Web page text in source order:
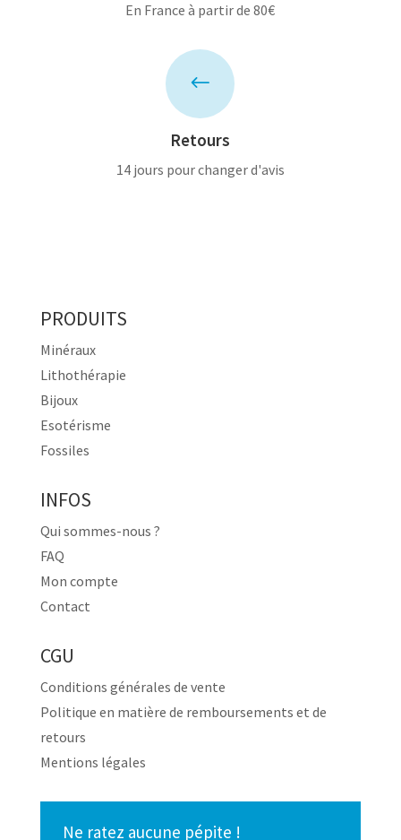
En France à partir de 80€
#
Retours
14 jours pour changer d'avis
PRODUITS
Minéraux
Lithothérapie
Bijoux
Esotérisme
Fossiles
INFOS
Qui sommes-nous ?
FAQ
Mon compte
Contact
CGU
Conditions générales de vente
Politique en matière de remboursements et de
retours
Mentions légales
Ne ratez aucune pépite !